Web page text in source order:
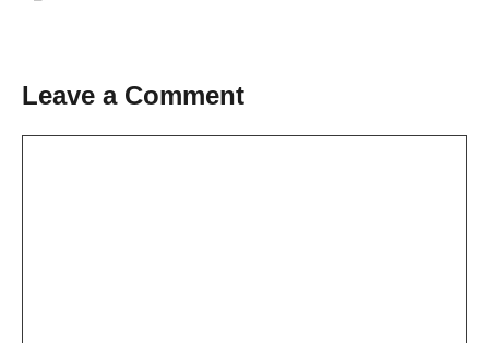
Leave a Comment